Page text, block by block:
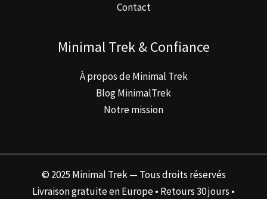
Contact
Minimal Trek & Confiance
À propos de Minimal Trek
Blog MinimalTrek
Notre mission
© 2025 Minimal Trek — Tous droits réservés
Livraison gratuite en Europe • Retours 30 jours •